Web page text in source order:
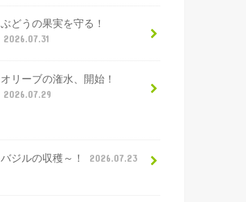
ぶどうの果実を守る！
2026.07.31
オリーブの潅水、開始！
2026.07.29
バジルの収穫～！ 2026.07.23